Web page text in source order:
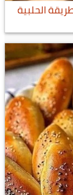
الحلبية